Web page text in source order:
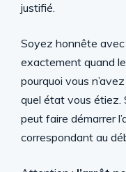
justifié.
Soyez honnête
exactement quand
pourquoi vous
quel état vous étiez.
peut faire démarrer
correspondant au